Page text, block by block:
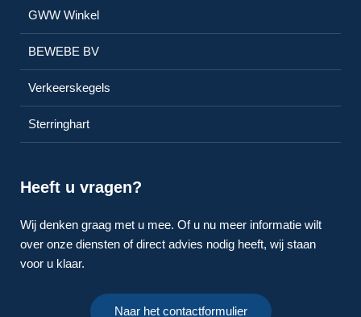
GWW Winkel
BEWEBE BV
Verkeerskegels
Sterringhart
Heeft u vragen?
Wij denken graag met u mee. Of u nu meer informatie wilt
over onze diensten of direct advies nodig heeft, wij staan
voor u klaar.
Naar het contactformulier